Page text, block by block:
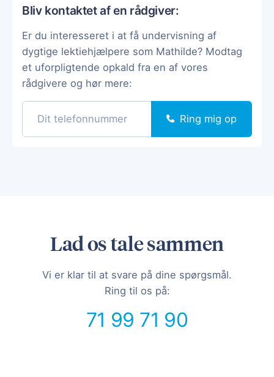
Bliv kontaktet af en rådgiver:
Er du interesseret i at få undervisning af
dygtige lektiehjælpere som Mathilde? Modtag
et uforpligtende opkald fra en af vores
rådgivere og hør mere:
Ring mig op
Lad os tale sammen
Vi er klar til at svare på dine spørgsmål.
Ring til os på:
71 99 71 90